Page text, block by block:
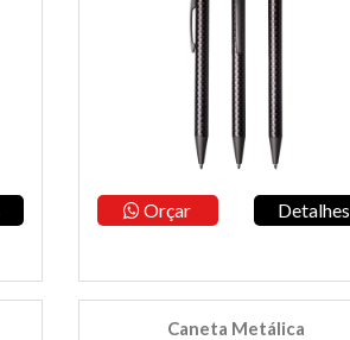
Orçar Detalhes
Caneta Metálica